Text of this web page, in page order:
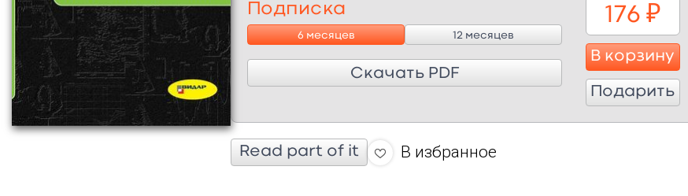
Подписка
6 месяцев 12 месяцев
Скачать PDF
176 ₽
В корзину
Подарить
Read part of it В избранное